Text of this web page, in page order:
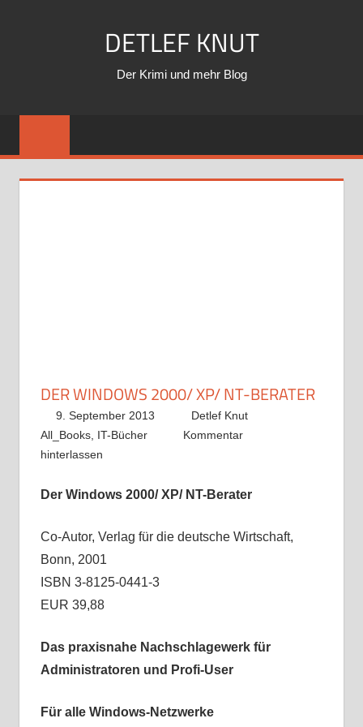
DETLEF KNUT
Der Krimi und mehr Blog
DER WINDOWS 2000/ XP/ NT-BERATER
9. September 2013
Detlef Knut
All_Books, IT-Bücher
Kommentar
hinterlassen
Der Windows 2000/ XP/ NT-Berater
Co-Autor, Verlag für die deutsche Wirtschaft,
Bonn, 2001
ISBN 3-8125-0441-3
EUR 39,88
Das praxisnahe Nachschlagewerk für
Administratoren und Profi-User
Für alle Windows-Netzwerke